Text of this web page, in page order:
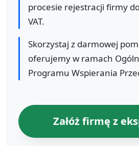
procesie rejestracji firmy do
VAT.
Skorzystaj z darmowej
oferujemy w ramach
Programu Wspierania
Załóż firmę z